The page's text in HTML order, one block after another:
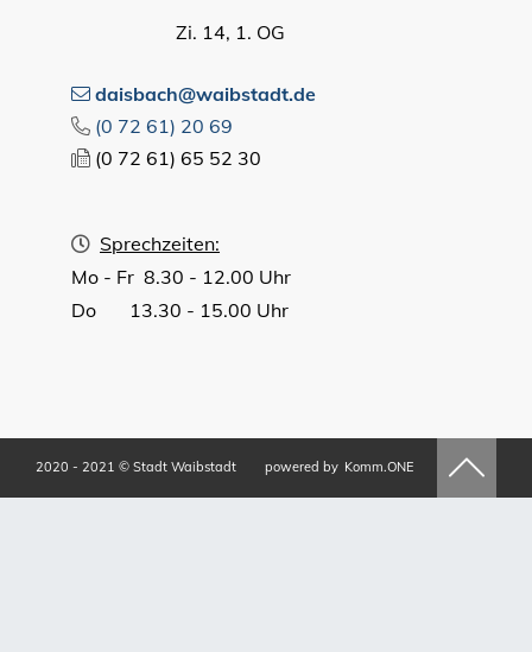
Zi. 14, 1. OG
daisbach@waibstadt.de
(0 72 61) 20 69
(0 72 61) 65 52 30
Sprechzeiten:
Mo - Fr 8.30 - 12.00 Uhr
Do 13.30 - 15.00 Uhr
2020 - 2021 © Stadt Waibstadt powered by Komm.ONE